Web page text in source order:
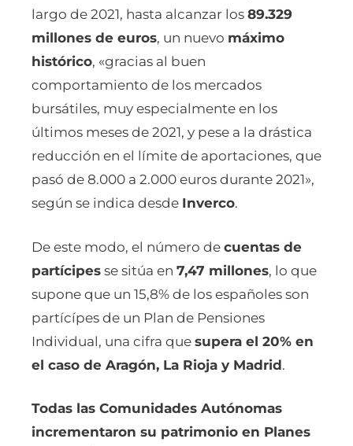
largo de 2021, hasta alcanzar los 89.329
millones de euros, un nuevo máximo
histórico, «gracias al buen
comportamiento de los mercados
bursátiles, muy especialmente en los
últimos meses de 2021, y pese a la drástica
reducción en el límite de aportaciones, que
pasó de 8.000 a 2.000 euros durante 2021»,
según se indica desde Inverco.
De este modo, el número de cuentas de
partícipes se sitúa en 7,47 millones, lo que
supone que un 15,8% de los españoles son
partícípes de un Plan de Pensiones
Individual, una cifra que supera el 20% en
el caso de Aragón, La Rioja y Madrid.
Todas las Comunidades Autónomas
incrementaron su patrimonio en Planes